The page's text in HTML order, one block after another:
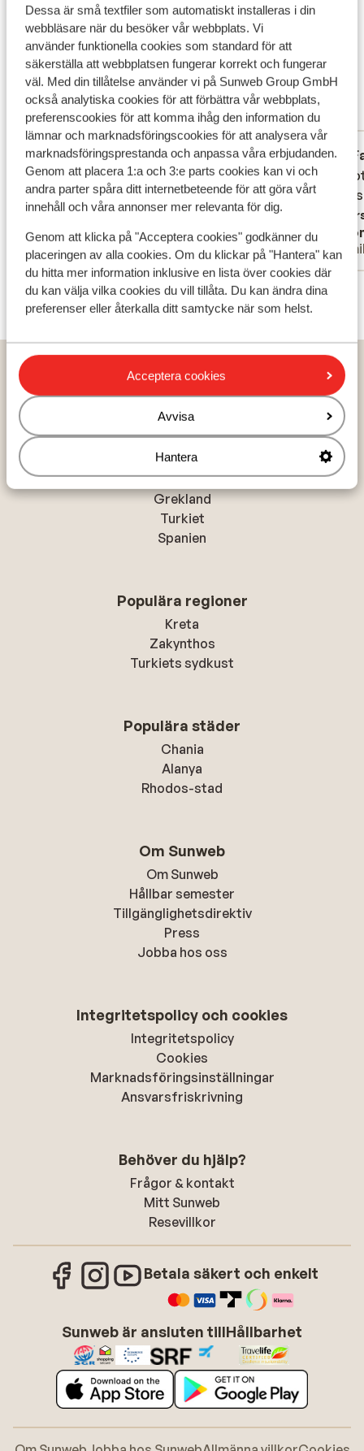
Dessa är små textfiler som automatiskt installeras i din
webbläsare när du besöker vår webbplats. Vi
använder funktionella cookies som standard för att
säkerställa att webbplatsen fungerar korrekt och fungerar
väl. Med din tillåtelse använder vi på Sunweb Group GmbH
också analytiska cookies för att förbättra vår webbplats,
preferenscookies för att komma ihåg den information du
lämnar och marknadsföringscookies för att analysera vår
marknadsföringsprestanda och anpassa våra erbjudanden.
Genom att placera 1:a och 3:e parts cookies kan vi och
andra parter spåra ditt internetbeteende för att göra vårt
innehåll och våra annonser mer relevanta för dig.
Genom att klicka på "Acceptera cookies" godkänner du
placeringen av alla cookies. Om du klickar på "Hantera" kan
du hitta mer information inklusive en lista över cookies där
du kan välja vilka cookies du vill tillåta. Du kan ändra dina
preferenser eller återkalla ditt samtycke när som helst.
Acceptera cookies
Avvisa
Hantera
Det här är 100 % äkta kundrecensioner som verkligen
speglar deras upplevelser av vår produkt.
Mer om recensioner
8.7 Fantastisk
27 omdömen
Mest bokad av partner
8.0 Fantastisk
för 3 veckor sedan
Fijne accommodatie, goede plek voor een
echte zon vakantie!
Fijne accommodatie, goede plek voor een
echte zon vakantie!
Översätt till svenska
Jessie
Partner
9.0
Top
hotel
Top
hotel
Visa alla 27 omdömen
Hem
Hotel Kamari Beach
Populära länder
Grekland
Turkiet
Spanien
Populära regioner
Kreta
Zakynthos
Turkiets sydkust
Populära städer
Chania
Alanya
Rhodos-stad
Om Sunweb
Om Sunweb
Hållbar semester
Tillgänglighetsdirektiv
Press
Jobba hos oss
Integritetspolicy och cookies
Integritetspolicy
Cookies
Marknadsföringsinställningar
Ansvarsfriskrivning
Behöver du hjälp?
Frågor & kontakt
Mitt Sunweb
Resevillkor
Betala säkert och enkelt
Sunweb är ansluten tillHållbarhet